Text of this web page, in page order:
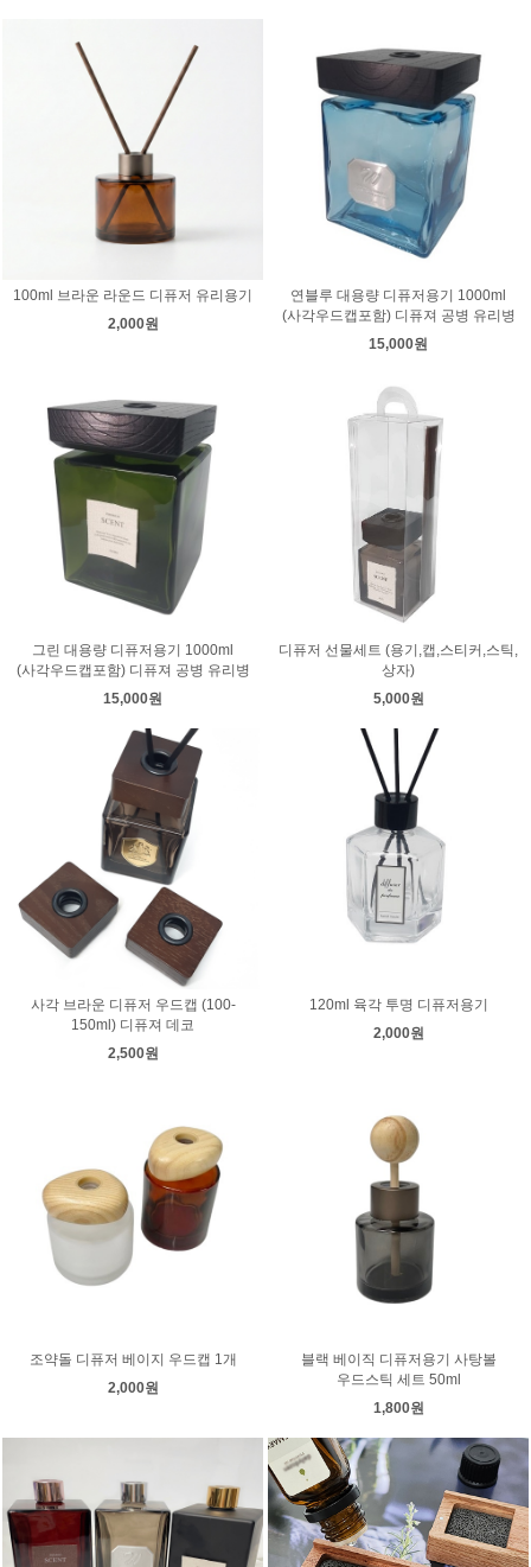
100ml 브라운 라운드 디퓨저 유리용기
2,000원
연블루 대용량 디퓨저용기 1000ml
(사각우드캡포함) 디퓨져 공병 유리병
15,000원
그린 대용량 디퓨저용기 1000ml
(사각우드캡포함) 디퓨져 공병 유리병
15,000원
디퓨저 선물세트 (용기,캡,스티커,스틱,
상자)
5,000원
사각 브라운 디퓨저 우드캡 (100-
150ml) 디퓨져 데코
2,500원
120ml 육각 투명 디퓨저용기
2,000원
조약돌 디퓨저 베이지 우드캡 1개
2,000원
블랙 베이직 디퓨저용기 사탕볼
우드스틱 세트 50ml
1,800원